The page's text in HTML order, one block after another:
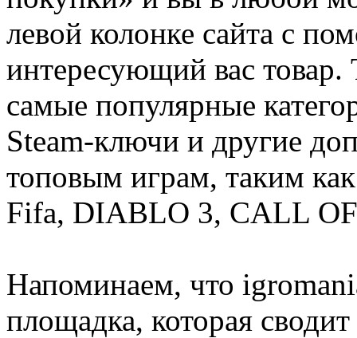
левой колонке сайта с
интересующий вас
самые популярные
Steam-ключи и другие
топовым играм, таким
Fifa, DIABLO 3, CALL
Напоминаем, что
площадка, которая